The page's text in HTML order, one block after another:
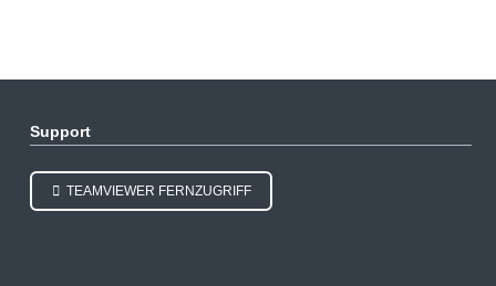
Support
TEAMVIEWER FERNZUGRIFF